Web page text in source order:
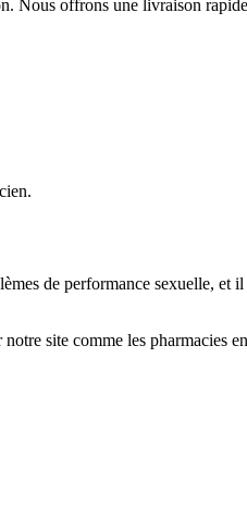
Nous offrons une livraison
de performance sexuelle, et
site comme les pharmacies